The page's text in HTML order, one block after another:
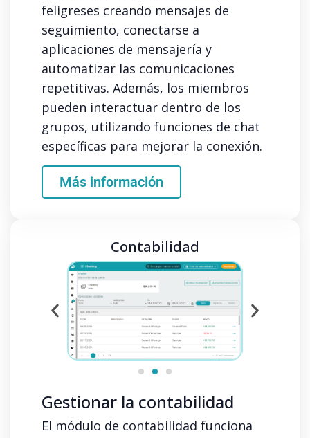
feligreses creando mensajes de
seguimiento, conectarse a
aplicaciones de mensajería y
automatizar las comunicaciones
repetitivas. Además, los miembros
pueden interactuar dentro de los
grupos, utilizando funciones de chat
específicas para mejorar la conexión.
Más información
Contabilidad
Gestionar la contabilidad
El módulo de contabilidad funciona